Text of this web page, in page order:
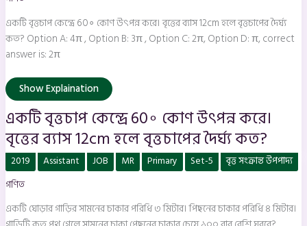
একটি বৃত্তচাপ কেন্দ্রে 60∘ কোণ উৎপন্ন করে। বৃত্তের ব্যাস 12cm হলে বৃত্তচাপের দৈর্ঘ্য
কত? Option A: 4π , Option B: 3π , Option C: 2π, Option D: π, correct
answer is: 2π
উৎপন্ন
করে।
বৃত্তের
ব্যাস
12cm
বৃত্তচাপের
দৈর্ঘ্য
কত?
Show Explaination
একটি বৃত্তচাপ কেন্দ্রে 60∘ কোণ উৎপন্ন করে।
বৃত্তের ব্যাস 12cm হলে বৃত্তচাপের দৈর্ঘ্য কত?
2019 Assistant JOB MR Primary Set-5
বৃত্ত সংক্রান্ত উপপাদ্য
গণিত
একটি ঘোড়ার গাড়ির সামনের চাকার পরিধি ৩ মিটার। পিছনের চাকার পরিধি ৪ মিটার।
একটি
ঘোড়ার
গাড়ির
সামনের
পরিধি
৩